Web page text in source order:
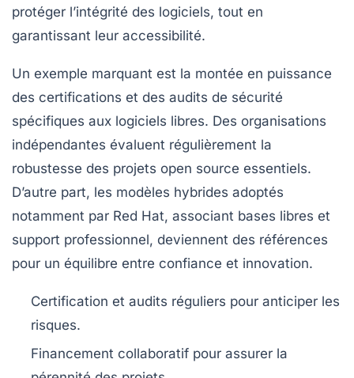
protéger l’intégrité des logiciels, tout en
garantissant leur accessibilité.
Un exemple marquant est la montée en puissance
des certifications et des audits de sécurité
spécifiques aux logiciels libres. Des organisations
indépendantes évaluent régulièrement la
robustesse des projets open source essentiels.
D’autre part, les modèles hybrides adoptés
notamment par Red Hat, associant bases libres et
support professionnel, deviennent des références
pour un équilibre entre confiance et innovation.
Certification et audits réguliers pour anticiper les
risques.
Financement collaboratif pour assurer la